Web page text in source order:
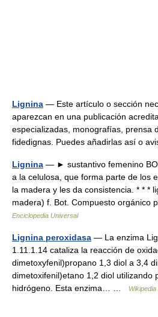
Lignina — Este artículo o sección
aparezcan en una publicación
especializadas, monografías, prensa
fidedignas. Puedes añadirlas así o
Lignina — ► sustantivo femenino
a la celulosa, que forma parte de los
la madera y les da consistencia. * * *
madera) f. Bot. Compuesto
Enciclopedia Universal
Lignina peroxidasa — La enzima
1.11.1.14 cataliza la reacción de
dimetoxyfenil)propano 1,3 diol a 3,4
dimetoxifenil)etano 1,2 diol utilizando
hidrógeno. Esta enzima… …